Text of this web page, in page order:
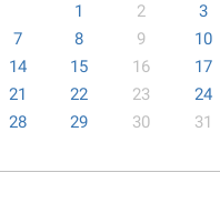
1 2 3
7 8 9 10
14 15 16 17
21 22 23 24
28 29 30 31